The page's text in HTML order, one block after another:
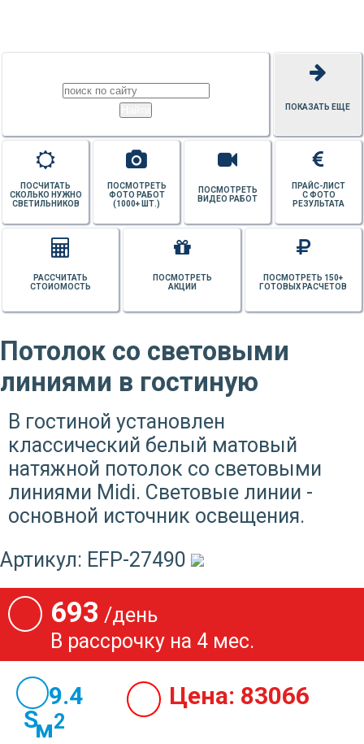
ПОКАЗАТЬ ЕЩЕ
ПРАЙС-ЛИСТ
С ФОТО
РЕЗУЛЬТАТА
ПОСМОТРЕТЬ
ВИДЕО РАБОТ
ПОСМОТРЕТЬ
ФОТО РАБОТ
(1000+ ШТ.)
ПОСЧИТАТЬ
СКОЛЬКО НУЖНО
СВЕТИЛЬНИКОВ
ПОСМОТРЕТЬ 150+
ГОТОВЫХ РАСЧЕТОВ
ПОСМОТРЕТЬ
АКЦИИ
РАССЧИТАТЬ
СТОИОМОСТЬ
Потолок со световыми
линиями в гостиную
В гостиной установлен
классический белый матовый
натяжной потолок со световыми
линиями Midi. Световые линии -
основной источник освещения.
Артикул: EFP-27490
693 /день
В рассрочку на 4 мес.
19.4
м2
Цена: 83066